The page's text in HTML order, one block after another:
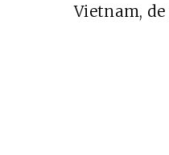
Vietnam,